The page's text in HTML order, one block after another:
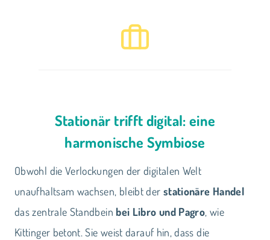
Stationär trifft digital: eine
harmonische Symbiose
Obwohl die Verlockungen der digitalen Welt
unaufhaltsam wachsen, bleibt der stationäre Handel
das zentrale Standbein bei Libro und Pagro, wie
Kittinger betont. Sie weist darauf hin, dass die